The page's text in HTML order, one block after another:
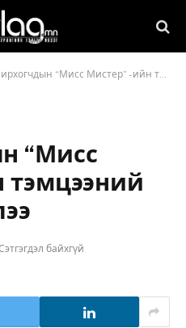
“Мисс Мистер” -ийн тэмцээний бүртгэл эхэллээ
“Мисс
тэмцээний
байхгүй